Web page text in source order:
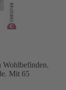
Wohlbefinden.
Mit 65